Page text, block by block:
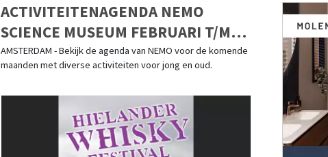
ACTIVITEITENAGENDA NEMO
SCIENCE MUSEUM FEBRUARI T/M
APRIL
AMSTERDAM - Bekijk de agenda van NEMO voor de komende
maanden met diverse activiteiten voor jong en oud.